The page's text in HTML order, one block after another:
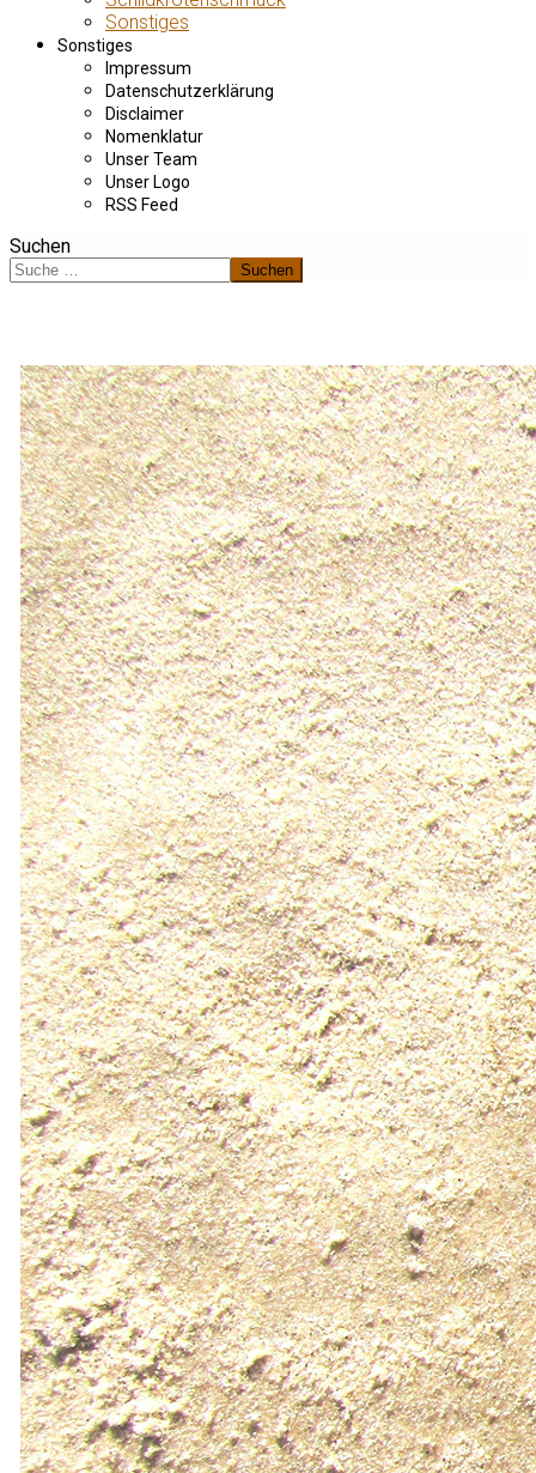
Sonstiges
Sonstiges
Impressum
Datenschutzerklärung
Disclaimer
Nomenklatur
Unser Team
Unser Logo
RSS Feed
Suchen
Suchen